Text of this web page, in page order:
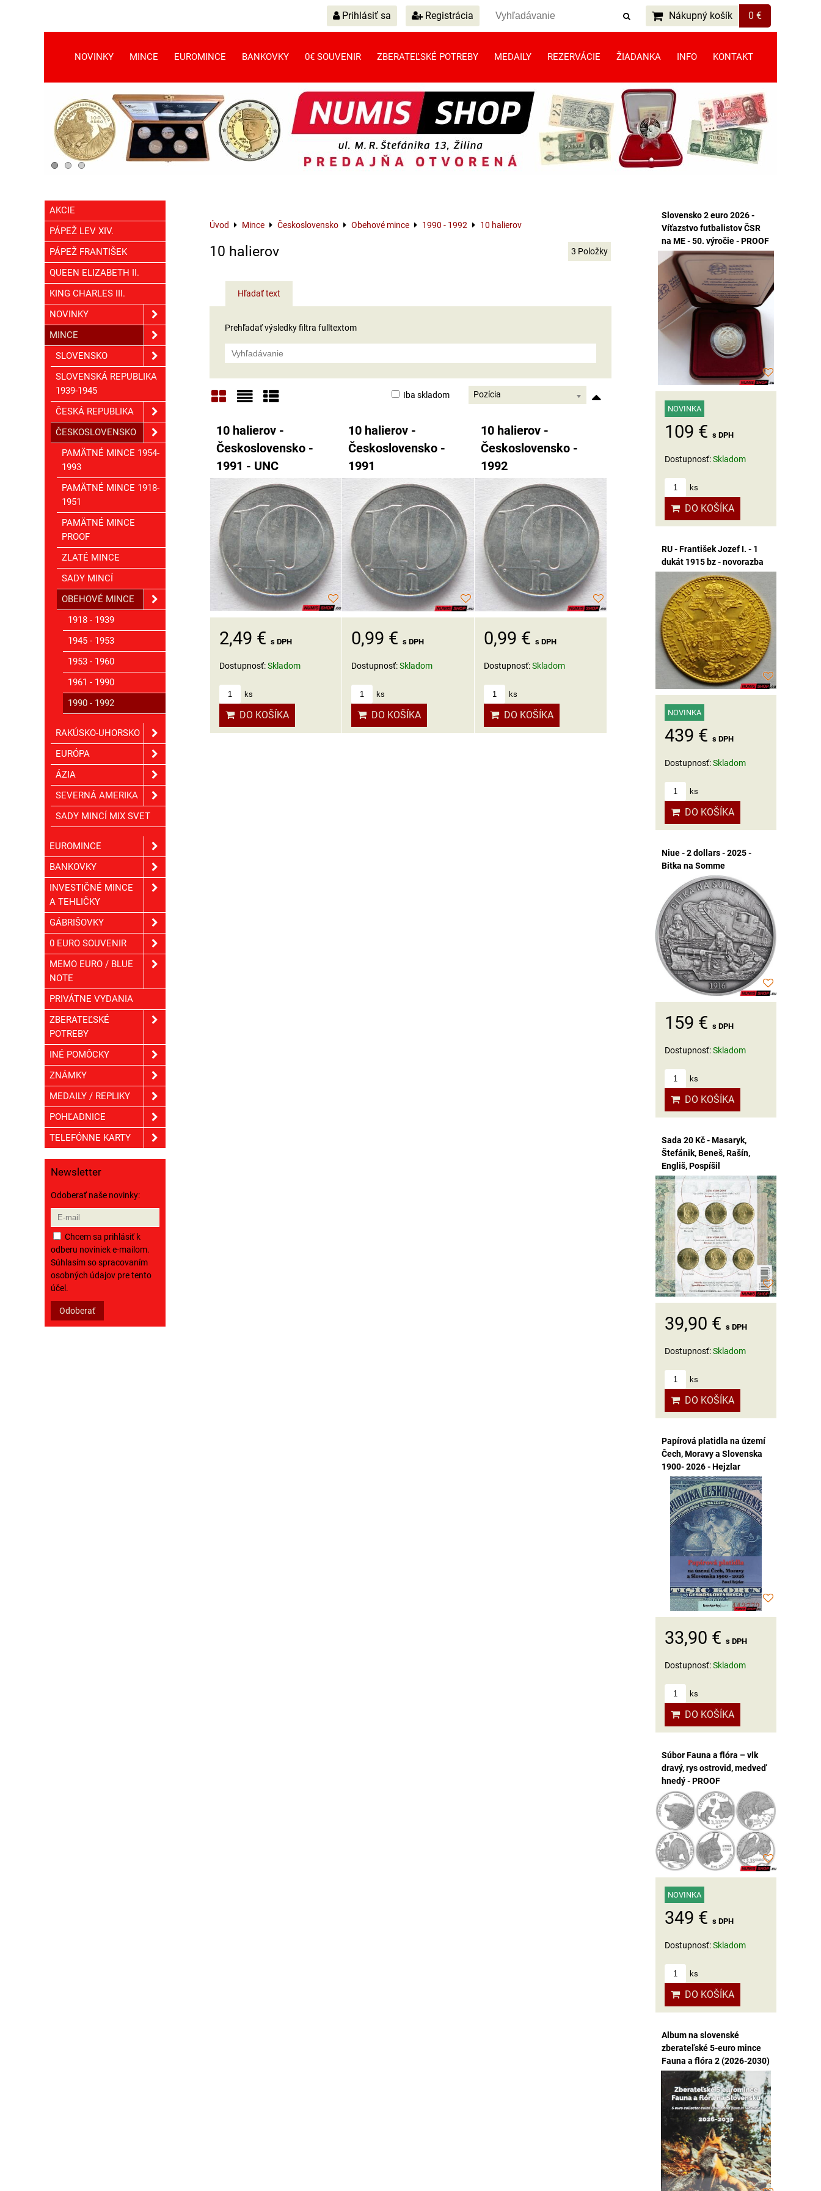
Prihlásiť sa Registrácia Nákupný košík 0 €
NOVINKY MINCE EUROMINCE BANKOVKY 0€ SOUVENIR ZBERATEĽSKÉ POTREBY MEDAILY REZERVÁCIE ŽIADANKA INFO KONTAKT
Úvod Mince Československo Obehové mince 1990 - 1992 10 halierov
10 halierov 3 Položky
Hľadať text
Prehľadať výsledky filtra fulltextom
Pozícia
Iba skladom
10 halierov -
Československo -
1991 - UNC
2,49 € s DPH
Dostupnosť:Skladom
ks
DO KOŠÍKA
10 halierov -
Československo -
1991
0,99 €s DPH
Dostupnosť:Skladom
ks
DO KOŠÍKA
10 halierov -
Československo -
1992
0,99 €s DPH
Dostupnosť:Skladom
ks
DO KOŠÍKA
AKCIE
PÁPEŽ LEV XIV.
PÁPEŽ FRANTIŠEK
QUEEN ELIZABETH II.
KING CHARLES III.
NOVINKY
MINCE
SLOVENSKO
SLOVENSKÁ REPUBLIKA
1939-1945
ČESKÁ REPUBLIKA
ČESKOSLOVENSKO
PAMÄTNÉ MINCE 1954-
1993
PAMÄTNÉ MINCE 1918-
1951
PAMÄTNÉ MINCE
PROOF
ZLATÉ MINCE
SADY MINCÍ
OBEHOVÉ MINCE
1918 - 1939
1945 - 1953
1953 - 1960
1961 - 1990
1990 - 1992
RAKÚSKO-UHORSKO
EURÓPA
ÁZIA
SEVERNÁ AMERIKA
SADY MINCÍ MIX SVET
EUROMINCE
BANKOVKY
INVESTIČNÉ MINCE
A TEHLIČKY
GÁBRIŠOVKY
0 EURO SOUVENIR
MEMO EURO / BLUE
NOTE
PRIVÁTNE VYDANIA
ZBERATEĽSKÉ
POTREBY
INÉ POMÔCKY
ZNÁMKY
MEDAILY / REPLIKY
POHĽADNICE
TELEFÓNNE KARTY
Newsletter
Odoberať naše novinky:
Chcem sa prihlásiť k
odberu noviniek e-mailom.
Súhlasím so spracovaním
osobných údajov pre tento
účel.
Odoberať
Slovensko 2 euro 2026 -
Víťazstvo futbalistov ČSR
na ME - 50. výročie - PROOF
NOVINKA
109 € s DPH
Dostupnosť:Skladom
ks
DO KOŠÍKA
RU - František Jozef I. - 1
dukát 1915 bz - novorazba
NOVINKA
439 € s DPH
Dostupnosť:Skladom
ks
DO KOŠÍKA
Niue - 2 dollars - 2025 -
Bitka na Somme
159 € s DPH
Dostupnosť:Skladom
ks
DO KOŠÍKA
Sada 20 Kč - Masaryk,
Štefánik, Beneš, Rašín,
Engliš, Pospíšil
39,90 € s DPH
Dostupnosť:Skladom
ks
DO KOŠÍKA
Papírová platidla na území
Čech, Moravy a Slovenska
1900- 2026 - Hejzlar
33,90 € s DPH
Dostupnosť:Skladom
ks
DO KOŠÍKA
Súbor Fauna a flóra – vlk
dravý, rys ostrovid, medveď
hnedý - PROOF
NOVINKA
349 € s DPH
Dostupnosť:Skladom
ks
DO KOŠÍKA
Album na slovenské
zberateľské 5-euro mince
Fauna a flóra 2 (2026-2030)